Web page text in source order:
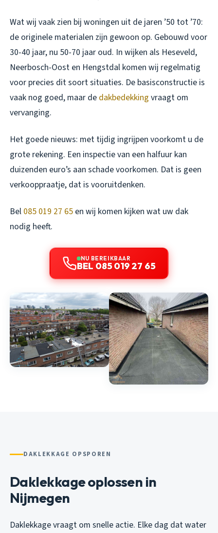
Wat wij vaak zien bij woningen uit de jaren ’50 tot ’70:
de originele materialen zijn gewoon op. Gebouwd voor
30-40 jaar, nu 50-70 jaar oud. In wijken als Heseveld,
Neerbosch-Oost en Hengstdal komen wij regelmatig
voor precies dit soort situaties. De basisconstructie is
vaak nog goed, maar de dakbedekking vraagt om
vervanging.
Het goede nieuws: met tijdig ingrijpen voorkomt u de
grote rekening. Een inspectie van een halfuur kan
duizenden euro’s aan schade voorkomen. Dat is geen
verkooppraatje, dat is vooruitdenken.
Bel 085 019 27 65 en wij komen kijken wat uw dak
nodig heeft.
NU BEREIKBAAR
BEL 085 019 27 65
DAKLEKKAGE OPSPOREN
Daklekkage oplossen in
Nijmegen
Daklekkage vraagt om snelle actie. Elke dag dat water